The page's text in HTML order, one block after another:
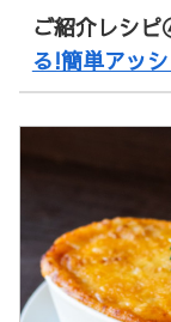
ご紹介レシ
る!簡単アッ